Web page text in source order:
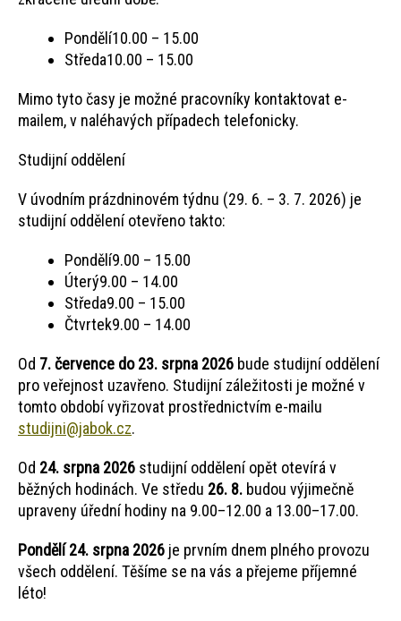
Pondělí10.00 – 15.00
Středa10.00 – 15.00
Mimo tyto časy je možné pracovníky kontaktovat e-
mailem, v naléhavých případech telefonicky.
Studijní oddělení
V úvodním prázdninovém týdnu (29. 6. – 3. 7. 2026) je
studijní oddělení otevřeno takto:
Pondělí9.00 – 15.00
Úterý9.00 – 14.00
Středa9.00 – 15.00
Čtvrtek9.00 – 14.00
Od 7. července do 23. srpna 2026 bude studijní oddělení
pro veřejnost uzavřeno. Studijní záležitosti je možné v
tomto období vyřizovat prostřednictvím e-mailu
studijni@jabok.cz.
Od 24. srpna 2026 studijní oddělení opět otevírá v
běžných hodinách. Ve středu 26. 8. budou výjimečně
upraveny úřední hodiny na 9.00–12.00 a 13.00–17.00.
Pondělí 24. srpna 2026 je prvním dnem plného provozu
všech oddělení. Těšíme se na vás a přejeme příjemné
léto!